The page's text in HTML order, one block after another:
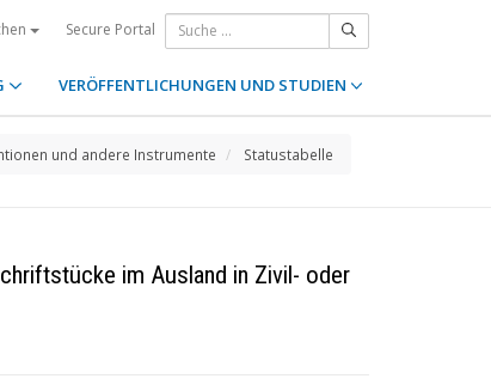
Secure Portal
VERÖFFENTLICHUNGEN UND STUDIEN
und andere Instrumente Statustabelle
im Ausland in Zivil- oder